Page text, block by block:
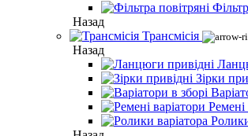
Назад
Трансмісія
Назад
Зірки
Ремені